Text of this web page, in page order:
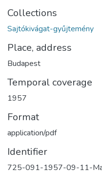
Collections
Sajtókivágat-gyűjtemény
Place, address
Budapest
Temporal coverage
1957
Format
application/pdf
Identifier
725-091-1957-09-11-